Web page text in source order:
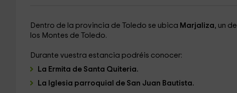
Dentro de la provincia de Toledo se ubica Marjaliza, un
los Montes de Toledo.
Durante vuestra estancia podréis conocer:
La Ermita de Santa Quiteria.
La Iglesia parroquial de San Juan Bautista.